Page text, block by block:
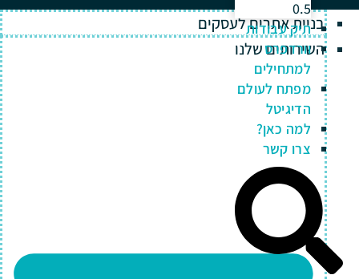
תיק עבודות
וורדפרס
למתחילים
מפתח לעולם
הדיגיטל
למה כאן?
צרו קשר
בניית אתרים לעסקים
השירותים שלנו